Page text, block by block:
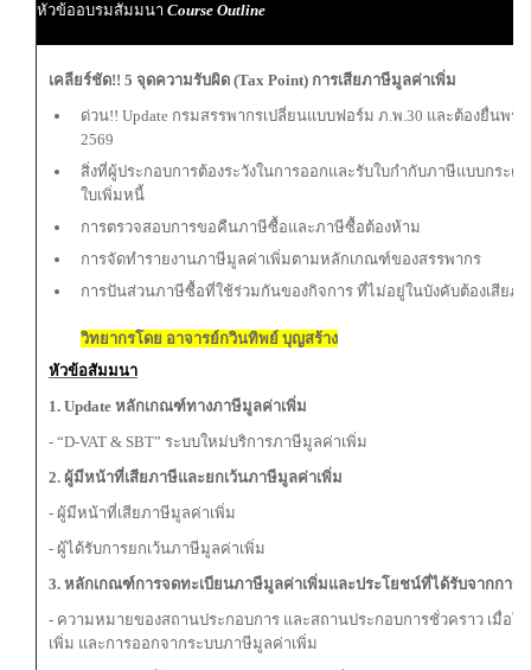
หัวข้ออบรมสัมมนา Course Outline
เคลียร์ชัด!! 5 จุดความรับผิด (Tax Point) การเสียภาษีมูลค่าเพิ่ม
ด่วน!! Update กรมสรรพากรเปลี่ยนแบบฟอร์ม ภ.พ.30 และต้องยื่นพ
2569
สิ่งที่ผู้ประกอบการต้องระวังในการออกและรับใบกำกับภาษีแบบกระ
ใบเพิ่มหนี้
การตรวจสอบการขอคืนภาษีซื้อและภาษีซื้อต้องห้าม
การจัดทำรายงานภาษีมูลค่าเพิ่มตามหลักเกณฑ์ของสรรพากร
การปันส่วนภาษีซื้อที่ใช้ร่วมกันของกิจการ ที่ไม่อยู่ในบังคับต้องเสียภา
วิทยากรโดย อาจารย์กวินทิพย์ บุญสร้าง
หัวข้อสัมมนา
1. Update หลักเกณฑ์ทางภาษีมูลค่าเพิ่ม
- “D-VAT & SBT” ระบบใหม่บริการภาษีมูลค่าเพิ่ม
2. ผู้มีหน้าที่เสียภาษีและยกเว้นภาษีมูลค่าเพิ่ม
- ผู้มีหน้าที่เสียภาษีมูลค่าเพิ่ม
- ผู้ได้รับการยกเว้นภาษีมูลค่าเพิ่ม
3. หลักเกณฑ์การจดทะเบียนภาษีมูลค่าเพิ่มและประโยชน์ที่ได้รับจากการ
- ความหมายของสถานประกอบการ และสถานประกอบการชั่วคราว เมื่อใ
เพิ่ม และการออกจากระบบภาษีมูลค่าเพิ่ม